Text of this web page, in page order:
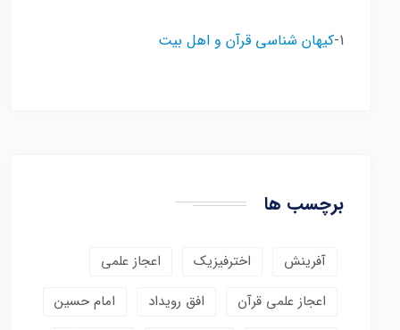
1- کیهان شناسی قرآن و اهل بیت
برچسب ها
آفرینش اخترفیزیک
اعجاز علمی
اعجاز علمی قرآن
افق رویداد
امام حسین